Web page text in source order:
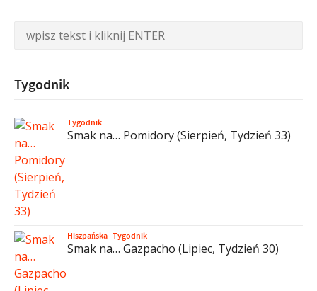
Tygodnik
Tygodnik
Smak na… Pomidory (Sierpień, Tydzień 33)
Hiszpańska|Tygodnik
Smak na… Gazpacho (Lipiec, Tydzień 30)